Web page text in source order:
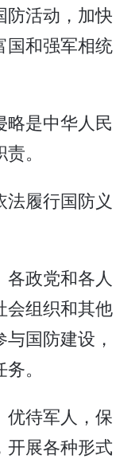
防活动，加快
国和强军相统
是中华人民
。
履行国防义
政党和各人
会组织和其他
国防建设，
。
待军人，保
开展各种形式